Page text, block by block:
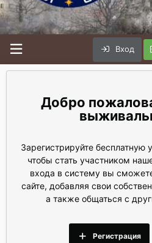
Вход
Зарегистрируйте бесплатную
чтобы стать участником
входа в систему вы
сайте, добавляя свои
а также общаться с
Регистрация